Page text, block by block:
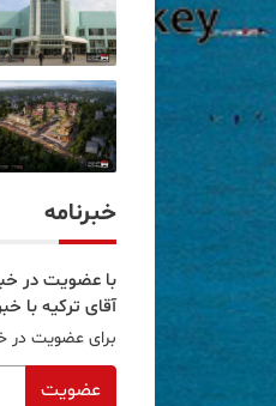
خبرنامه
با عضویت در
آقای ترکیه با
برای عضویت در
عضویت